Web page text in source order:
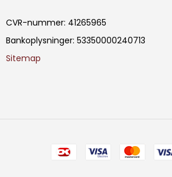
CVR-nummer: 41265965
Bankoplysninger: 53350000240713
Sitemap